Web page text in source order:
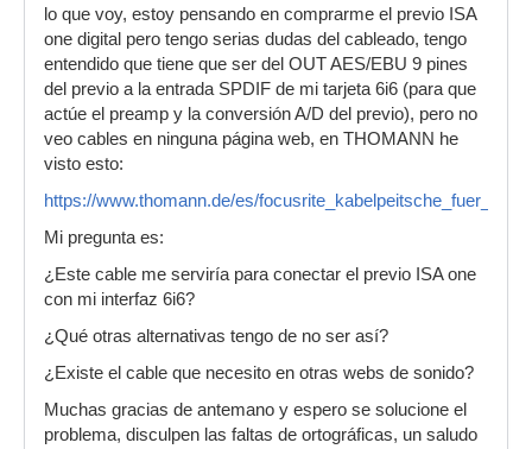
lo que voy, estoy pensando en comprarme el previo ISA
one digital pero tengo serias dudas del cableado, tengo
entendido que tiene que ser del OUT AES/EBU 9 pines
del previo a la entrada SPDIF de mi tarjeta 6i6 (para que
actúe el preamp y la conversión A/D del previo), pero no
veo cables en ninguna página web, en THOMANN he
visto esto:
https://www.thomann.de/es/
Mi pregunta es:
¿Este cable me serviría para conectar el previo ISA one
con mi interfaz 6i6?
¿Qué otras alternativas tengo de no ser así?
¿Existe el cable que necesito en otras webs de sonido?
Muchas gracias de antemano y espero se solucione el
problema, disculpen las faltas de ortográficas, un saludo